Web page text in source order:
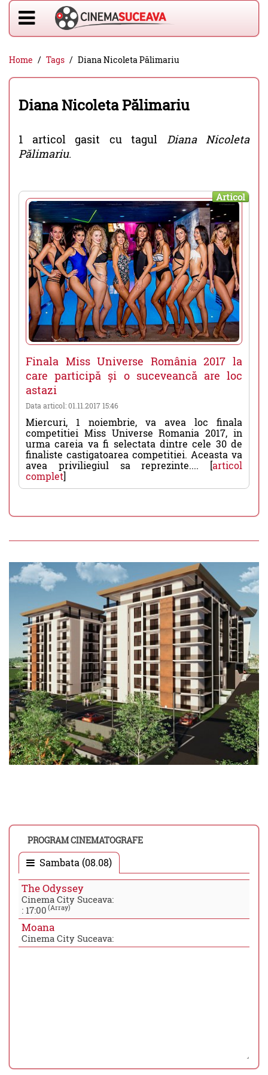
Home Tags Diana Nicoleta Pălimariu
Diana Nicoleta Pălimariu
1 articol gasit cu tagul Diana Nicoleta
Pălimariu.
Articol
Finala Miss Universe România 2017 la
care participă și o suceveancă are loc
astazi
Data articol: 01.11.2017 15:46
Miercuri, 1 noiembrie, va avea loc finala
competitiei Miss Universe Romania 2017, in
urma careia va fi selectata dintre cele 30 de
finaliste castigatoarea competitiei. Aceasta va
avea priviliegiul sa reprezinte.... [articol
complet]
PROGRAM CINEMATOGRAFE
Sambata (08.08)
The Odyssey
Cinema City Suceava:
: 17:00 (Array)
Moana
Cinema City Suceava: